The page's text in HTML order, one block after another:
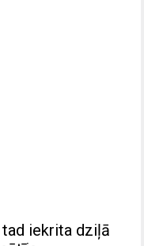
tad iekrita dziļā